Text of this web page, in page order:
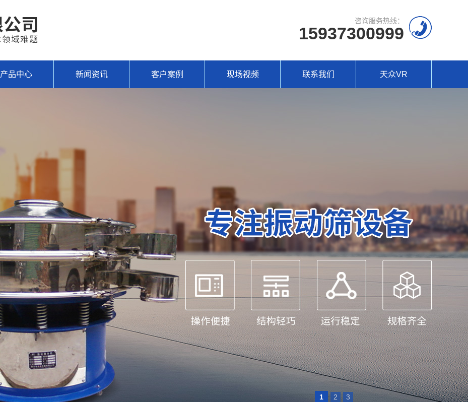
咨询服务热线：
15937300999
产品中心 新闻资讯 客户案例 现场视频 联系我们 天众VR
1 2 3